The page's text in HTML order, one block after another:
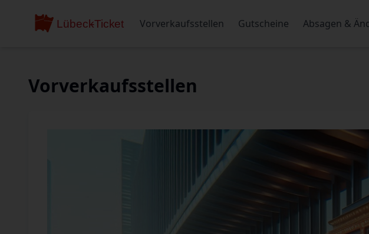
Vorverkaufsstellen Gutscheine Absagen &
Vorverkaufsstellen